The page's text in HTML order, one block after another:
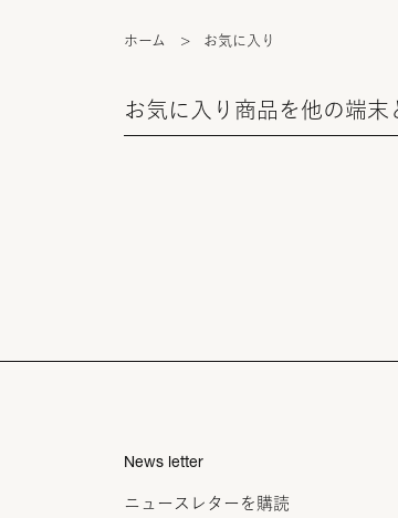
ホーム > お気に入り
お気に入り商品を他の端末
News letter
ニュースレターを購読